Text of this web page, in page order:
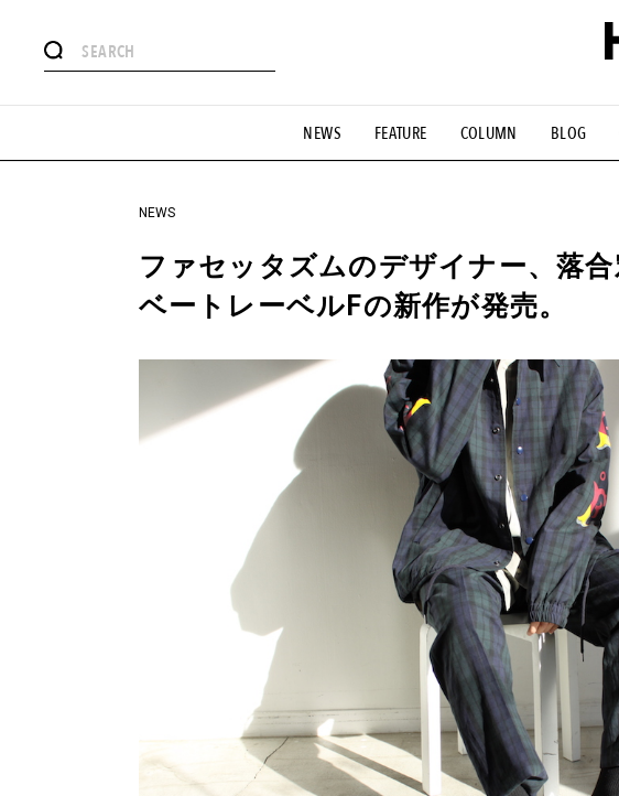
NEWS FEATURE COLUMN BLOG
#憧れの逸品 #ESSENTIAL DESIGNS #古着サミ
#GH 銘品の所以 #フイナムのYouTube #Commune H #FOCUS IT
#HANDSOME HANDBOOK
NEWS
ファセッタズムのデザイナー、落
ベートレーベルFの新作が発売。